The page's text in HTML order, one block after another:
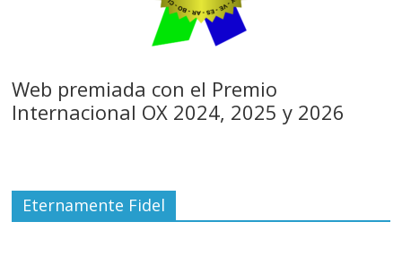
Web premiada con el Premio
Internacional OX 2024, 2025 y 2026
Eternamente Fidel